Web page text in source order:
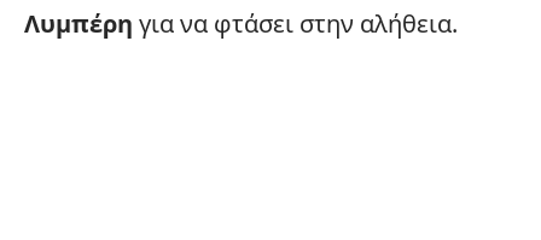
Λυμπέρη για να φτάσει στην αλήθεια.